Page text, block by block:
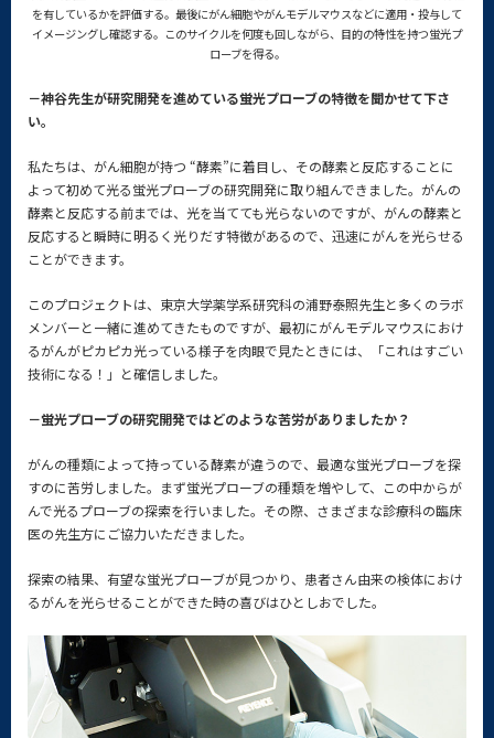
を有しているかを評価する。最後にがん細胞やがんモデルマウスなどに適用・投与して
イメージングし確認する。このサイクルを何度も回しながら、目的の特性を持つ蛍光プ
ローブを得る。
－神谷先生が研究開発を進めている蛍光プローブの特徴を聞かせて下さ
い。
私たちは、がん細胞が持つ “酵素”に着目し、その酵素と反応することに
よって初めて光る蛍光プローブの研究開発に取り組んできました。がんの
酵素と反応する前までは、光を当てても光らないのですが、がんの酵素と
反応すると瞬時に明るく光りだす特徴があるので、迅速にがんを光らせる
ことができます。
このプロジェクトは、東京大学薬学系研究科の浦野泰照先生と多くのラボ
メンバーと一緒に進めてきたものですが、最初にがんモデルマウスにおけ
るがんがピカピカ光っている様子を肉眼で見たときには、「これはすごい
技術になる！」と確信しました。
－蛍光プローブの研究開発ではどのような苦労がありましたか？
がんの種類によって持っている酵素が違うので、最適な蛍光プローブを探
すのに苦労しました。まず蛍光プローブの種類を増やして、この中からが
んで光るプローブの探索を行いました。その際、さまざまな診療科の臨床
医の先生方にご協力いただきました。
探索の結果、有望な蛍光プローブが見つかり、患者さん由来の検体におけ
るがんを光らせることができた時の喜びはひとしおでした。